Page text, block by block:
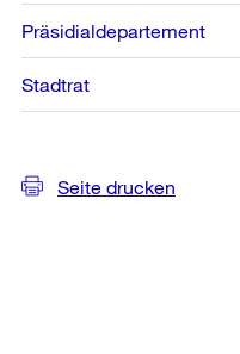
Präsidialdepartement
Stadtrat
Seite drucken